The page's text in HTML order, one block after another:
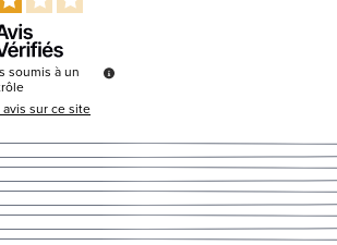
soumis à un
sur ce site